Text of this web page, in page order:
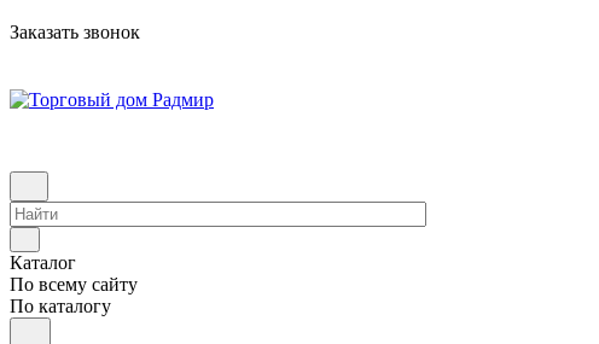
Заказать звонок
Каталог
По всему сайту
По каталогу